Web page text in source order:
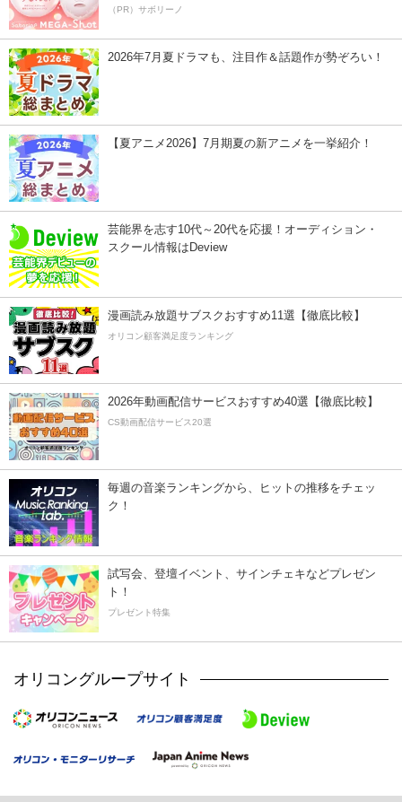
（PR）サボリーノ
2026年7月夏ドラマも、注目作＆話題作が勢ぞろい！
【夏アニメ2026】7月期夏の新アニメを一挙紹介！
芸能界を志す10代～20代を応援！オーディション・
スクール情報はDeview
漫画読み放題サブスクおすすめ11選【徹底比較】
オリコン顧客満足度ランキング
2026年動画配信サービスおすすめ40選【徹底比較】
CS動画配信サービス20選
毎週の音楽ランキングから、ヒットの推移をチェッ
ク！
試写会、登壇イベント、サインチェキなどプレゼン
ト！
プレゼント特集
オリコングループサイト